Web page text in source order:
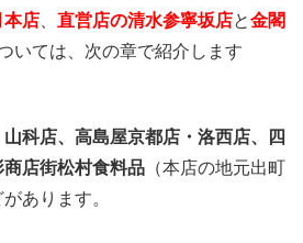
本店 直営店の清水参寧坂店と金閣
いては、次の章で紹介します
科店、高島屋京都店・洛西店、四
店街松村食料品 （本店の地元出町
あります。